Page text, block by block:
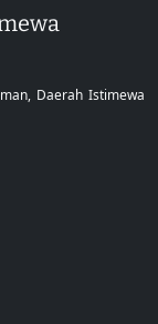
Daerah Istimewa